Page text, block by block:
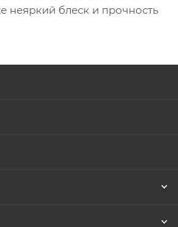
неяркий блеск и прочность